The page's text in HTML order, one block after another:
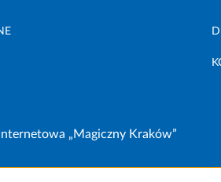
„Magiczny Kraków”